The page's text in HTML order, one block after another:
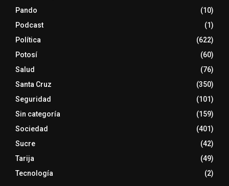
Pando
(10)
Podcast
(1)
Política
(622)
Potosí
(60)
Salud
(76)
Santa Cruz
(350)
Seguridad
(101)
Sin categoría
(159)
Sociedad
(401)
Sucre
(42)
Tarija
(49)
Tecnología
(2)